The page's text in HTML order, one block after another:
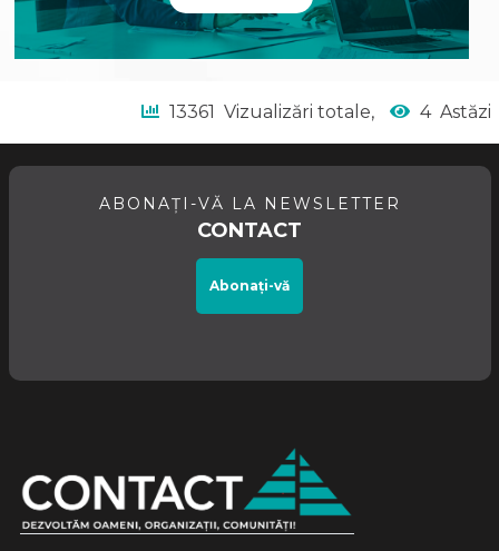
13361 Vizualizări totale, 4Astăzi
ABONAȚI-VĂ LA NEWSLETTER
CONTACT
Abonați-vă